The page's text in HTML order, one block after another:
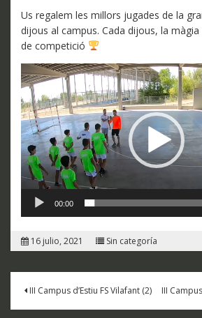
Us regalem les millors jugades de la
dijous al campus. Cada dijous, la
de competició
Reproductor
de
vídeo
00:00
16 julio, 2021 Sin categoría
Navegación
III Campus d’Estiu FS Vilafant (2) III